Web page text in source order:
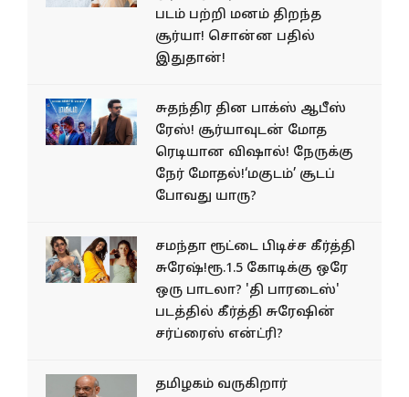
படம் பற்றி மனம் திறந்த
சூர்யா! சொன்ன பதில்
இதுதான்!
சுதந்திர தின பாக்ஸ் ஆபீஸ்
ரேஸ்! சூர்யாவுடன் மோத
ரெடியான விஷால்! நேருக்கு
நேர் மோதல்!‘மகுடம்’ சூடப்
போவது யாரு?
சமந்தா ரூட்டை பிடிச்ச கீர்த்தி
சுரேஷ்!ரூ.1.5 கோடிக்கு ஒரே
ஒரு பாடலா? 'தி பாரடைஸ்'
படத்தில் கீர்த்தி சுரேஷின்
சர்ப்ரைஸ் என்ட்ரி?
தமிழகம் வருகிறார்